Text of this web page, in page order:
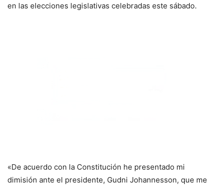
en las elecciones legislativas celebradas este sábado.
«De acuerdo con la Constitución he presentado mi
dimisión ante el presidente, Gudni Johannesson, que me